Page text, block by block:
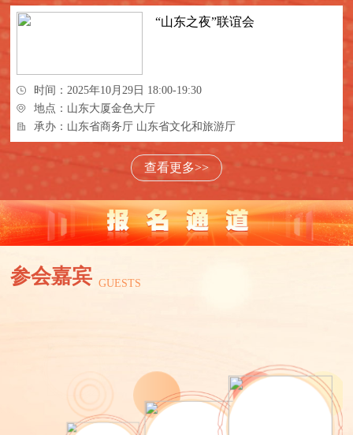
“山东之夜”联谊会
时间：2025年10月29日 18:00-19:30
地点：山东大厦金色大厅
承办：山东省商务厅 山东省文化和旅游厅
查看更多>>
参会嘉宾 GUESTS